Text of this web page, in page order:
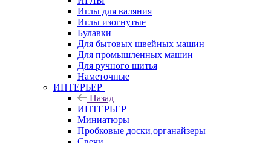
Иглы для валяния
Иглы изогнутые
Булавки
Для бытовых швейных машин
Для промышленных машин
Для ручного шитья
Наметочные
ИНТЕРЬЕР
Назад
ИНТЕРЬЕР
Миниатюры
Пробковые доски,органайзеры